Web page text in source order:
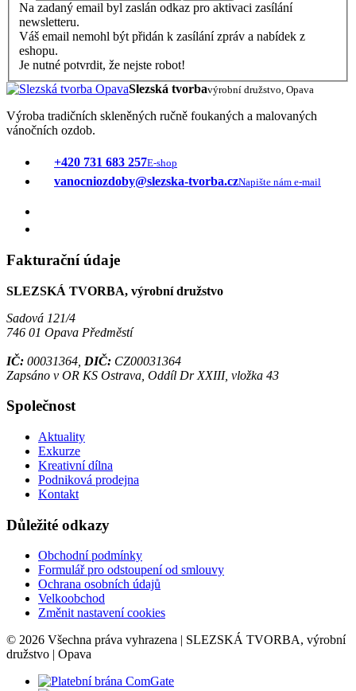
Na zadaný email byl zaslán odkaz pro aktivaci zasílání
newsletteru.
Váš email nemohl být přidán k zasílání zpráv a nabídek z
eshopu.
Je nutné potvrdit, že nejste robot!
Slezská tvorbavýrobní družstvo, Opava
Výroba tradičních skleněných ručně foukaných a malovaných
vánočních ozdob.
+420 731 683 257E-shop
vanocniozdoby@slezska-tvorba.czNapište nám e-mail
Fakturační údaje
SLEZSKÁ TVORBA, výrobní družstvo
Sadová 121/4
746 01 Opava Předměstí
IČ: 00031364, DIČ: CZ00031364
Zapsáno v OR KS Ostrava, Oddíl Dr XXIII, vložka 43
Společnost
Aktuality
Exkurze
Kreativní dílna
Podniková prodejna
Kontakt
Důležité odkazy
Obchodní podmínky
Formulář pro odstoupení od smlouvy
Ochrana osobních údajů
Velkoobchod
Změnit nastavení cookies
© 2026 Všechna práva vyhrazena | SLEZSKÁ TVORBA, výrobní
družstvo | Opava